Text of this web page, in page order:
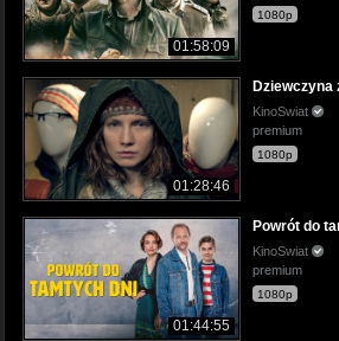
01:58:09
1080p
01:28:46
Dziewczyna
KinoSwiat
premium
1080p
01:44:55
Powrót do
KinoSwiat
premium
1080p